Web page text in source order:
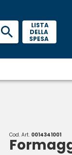
LISTA
DELLA
SPESA
Cod. Art. 0014341001